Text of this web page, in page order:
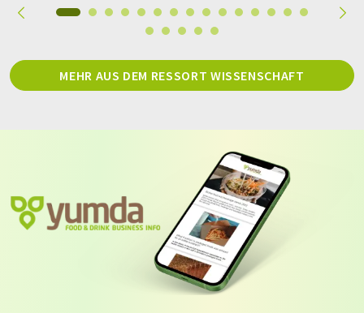
MEHR AUS DEM RESSORT WISSENSCHAFT